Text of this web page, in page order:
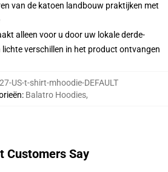
van de katoen landbouw praktijken met
alleen voor u door uw lokale derde-
lichte verschillen in het product ontvangen
US-t-shirt-mhoodie-DEFAULT
: Balatro Hoodies,
Customers Say